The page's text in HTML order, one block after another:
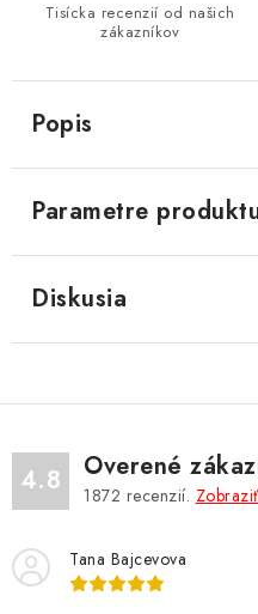
Tisícka recenzií od našich
zákazníkov
Popis
Parametre
Diskusia
4.8 Overené
1872 recenzií.
Tana Bajcevova